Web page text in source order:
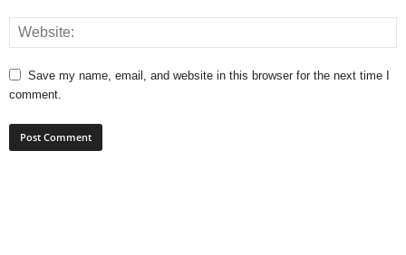
Save my name, email, and website in this browser for the next time I
comment.